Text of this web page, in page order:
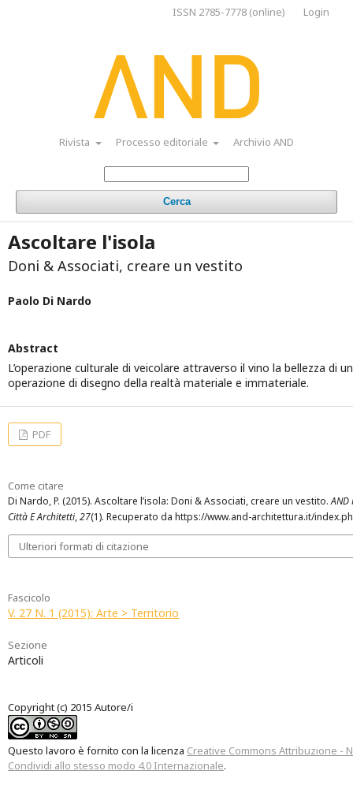
Rivista Processo editoriale Archivio AND
Cerca
ISSN 2785-7778 (online) Login
Ascoltare l'isola
Doni & Associati, creare un vestito
Paolo Di Nardo
Abstract
L’operazione culturale di veicolare attraverso il vino la bellezza di
operazione di disegno della realtà materiale e immateriale.
PDF
Come citare
Di Nardo, P. (2015). Ascoltare l’isola: Doni & Associati, creare un vestito.AND
Città E Architetti,27(1). Recuperato da https://www.and-architettura.it/
Ulteriori formati di citazione
Fascicolo
V. 27 N. 1 (2015): Arte > Territorio
Sezione
Articoli
Copyright (c) 2015 Autore/i
Questo lavoro è fornito con la licenza Creative Commons Attribuzione -
Condividi allo stesso modo 4.0 Internazionale.